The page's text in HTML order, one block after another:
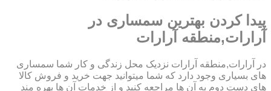
پیدا کردن بهترین سمساری در
آرارات,منطقه آرارات
در آرارات,منطقه آرارات نزدیک محل زندگی و کار شما سمساری
های بسیاری وجود دارد که شما میتوانید جهت خرید و فروش کالا
های دست دوم به آن ها مراجعه کنید و از خدمات آن ها بهره مند